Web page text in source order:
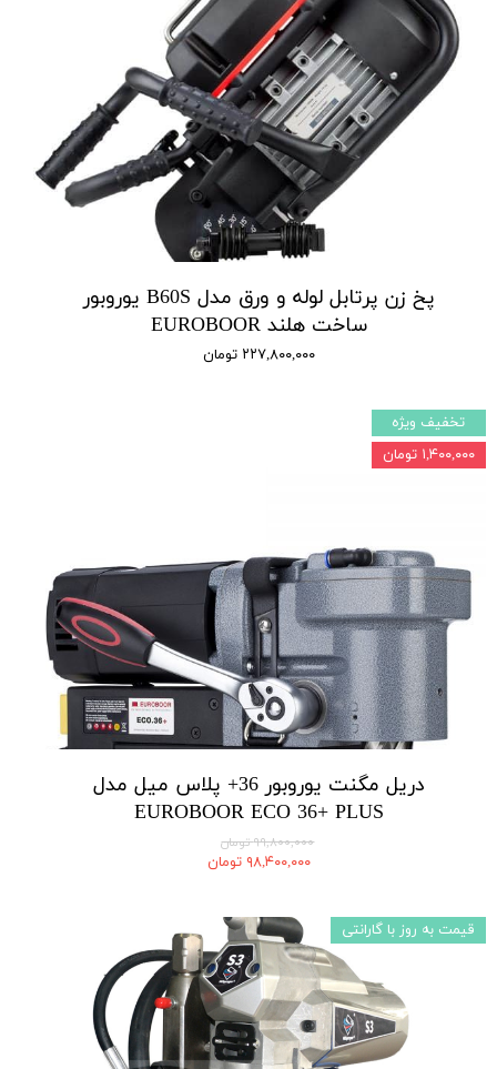
پخ زن پرتابل لوله و ورق مدل B60S یوروبور
ساخت هلند EUROBOOR
۲۲۷,۸۰۰,۰۰۰ تومان
دریل مگنت یوروبور 36+ پلاس میل مدل
EUROBOOR ECO 36+ PLUS
۹۹,۸۰۰,۰۰۰ تومان
۹۸,۴۰۰,۰۰۰ تومان
تخفیف ویژه
۱,۴۰۰,۰۰۰ تومان
قیمت به روز با گارانتی